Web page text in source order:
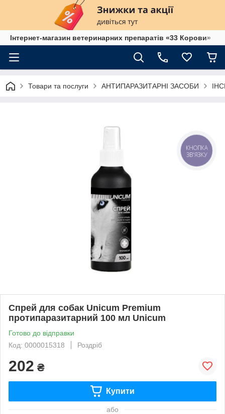
Інтернет-магазин ветеринарних препаратів «33 Корови»
Товари та послуги АНТИПАРАЗИТАРНІ ЗАСОБИ
Спрей для собак Unicum Рremium
протипаразитарний 100 мл Unicum
Готово до відправки
Код: 0000015318
Роздріб
202 ₴
Купити
або
КНОПКА
ЗВ'ЯЗКУ